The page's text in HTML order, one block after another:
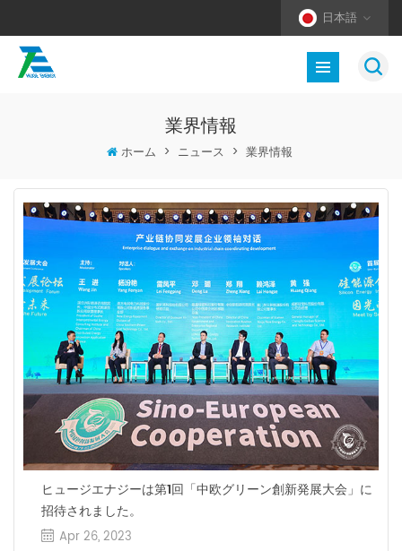
日本語
業界情報
ホーム > ニュース > 業界情報
ヒュージエナジーは第1回「中欧グリーン創新発展大会」に
招待されました。
Apr 26, 2023